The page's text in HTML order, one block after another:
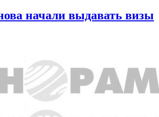
начали выдавать визы